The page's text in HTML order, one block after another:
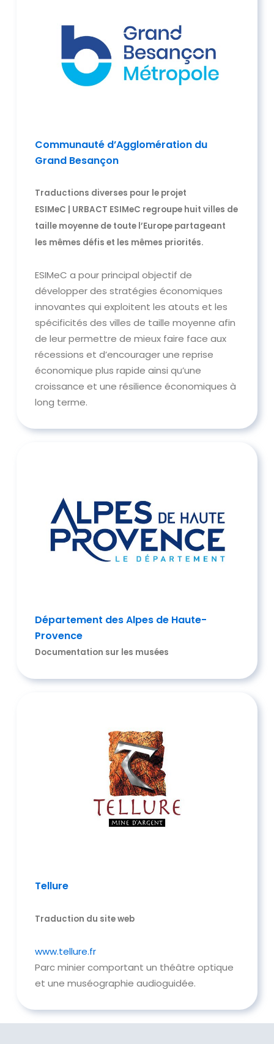
Communauté d’Agglomération du
Grand Besançon
Traductions diverses pour le projet
ESIMeC | URBACT ESIMeC regroupe huit villes de
taille moyenne de toute l’Europe partageant
les mêmes défis et les mêmes priorités.
ESIMeC a pour principal objectif de
développer des stratégies économiques
innovantes qui exploitent les atouts et les
spécificités des villes de taille moyenne afin
de leur permettre de mieux faire face aux
récessions et d’encourager une reprise
économique plus rapide ainsi qu’une
croissance et une résilience économiques à
long terme.
Département des Alpes de Haute-
Provence
Documentation sur les musées
Tellure
Traduction du site web
www.tellure.fr
Parc minier comportant un théâtre optique
et une muséographie audioguidée.